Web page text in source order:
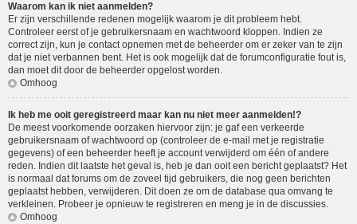
Waarom kan ik niet aanmelden?
Er zijn verschillende redenen mogelijk waarom je dit probleem hebt.
Controleer eerst of je gebruikersnaam en wachtwoord kloppen. Indien ze
correct zijn, kun je contact opnemen met de beheerder om er zeker van te zijn
dat je niet verbannen bent. Het is ook mogelijk dat de forumconfiguratie fout is,
dan moet dit door de beheerder opgelost worden.
Omhoog
Ik heb me ooit geregistreerd maar kan nu niet meer aanmelden!?
De meest voorkomende oorzaken hiervoor zijn: je gaf een verkeerde
gebruikersnaam of wachtwoord op (controleer de e-mail met je registratie
gegevens) of een beheerder heeft je account verwijderd om één of andere
reden. Indien dit laatste het geval is, heb je dan ooit een bericht geplaatst? Het
is normaal dat forums om de zoveel tijd gebruikers, die nog geen berichten
geplaatst hebben, verwijderen. Dit doen ze om de database qua omvang te
verkleinen. Probeer je opnieuw te registreren en meng je in de discussies.
Omhoog